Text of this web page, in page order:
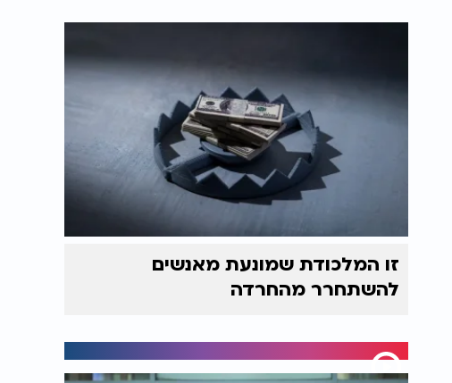
זו המלכודת שמונעת מאנשים
להשתחרר מהחרדה